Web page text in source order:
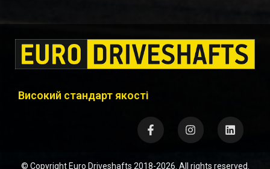
Високий стандарт якості
© CopyrightEuro Driveshafts 2018-2026. All rights reserved.